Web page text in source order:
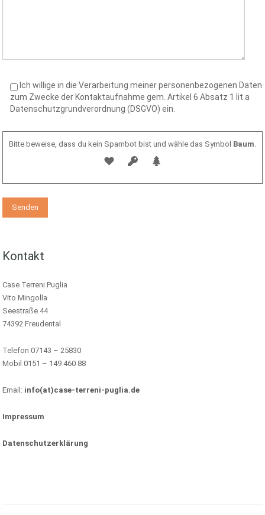
Ich willige in die Verarbeitung meiner personenbezogenen Daten
zum Zwecke der Kontaktaufnahme gem. Artikel 6 Absatz 1 lit a
Datenschutzgrundverordnung (DSGVO) ein.
Bitte beweise, dass du kein Spambot bist und wähle das Symbol Baum.
Kontakt
Case Terreni Puglia
Vito Mingolla
Seestraße 44
74392 Freudental
Telefon 07143 – 25830
Mobil 0151 – 149 460 88
Email: info(at)case-terreni-puglia.de
Impressum
Datenschutzerklärung